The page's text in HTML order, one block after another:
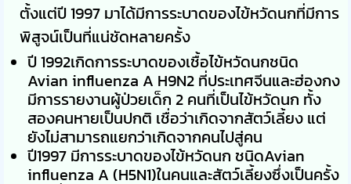
ตั้งแต่ปี 1997 มาได้มีการระบาดของไข้หวัดนกที่มีการ
พิสูจน์เป็นที่แน่ชัดหลายครั้ง
ปี 1992เกิดการระบาดของเชื้อไข้หวัดนกชนิด
Avian influenza A H9N2 ที่ประเทศจีนและฮ่องกง
มีการรายงานผู้ป่วยเด็ก 2 คนที่เป็นไข้หวัดนก ทั้ง
สองคนหายเป็นปกติ เชื่อว่าเกิดจากสัตว์เลี้ยง แต่
ยังไม่สามารถแยกว่าเกิดจากคนไปสู่คน
ปี1997 มีการระบาดของไข้หวัดนก ชนิดAvian
influenza A (H5N1)ในคนและสัตว์เลี้ยงซึ่งเป็นครั้ง